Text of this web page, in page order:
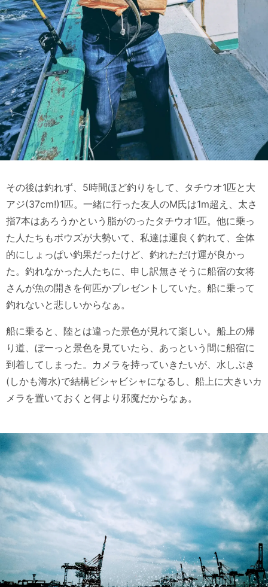
その後は釣れず、5時間ほど釣りをして、タチウオ1匹と大
アジ(37cm!)1匹。一緒に行った友人のM氏は1m超え、太さ
指7本はあろうかという脂がのったタチウオ1匹。他に乗っ
た人たちもボウズが大勢いて、私達は運良く釣れて、全体
的にしょっぱい釣果だったけど、釣れただけ運が良かっ
た。釣れなかった人たちに、申し訳無さそうに船宿の女将
さんが魚の開きを何匹かプレゼントしていた。船に乗って
釣れないと悲しいからなぁ。
船に乗ると、陸とは違った景色が見れて楽しい。船上の帰
り道、ぼーっと景色を見ていたら、あっという間に船宿に
到着してしまった。カメラを持っていきたいが、水しぶき
(しかも海水)で結構ビシャビシャになるし、船上に大きいカ
メラを置いておくと何より邪魔だからなぁ。